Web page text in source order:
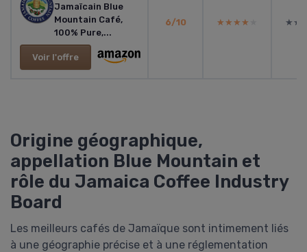
Jamaïcain Blue
Mountain Café,
100% Pure,...
Voir l'offre
6/10 ★★★★★
★★★★★
Origine géographique,
appellation Blue Mountain et
rôle du Jamaica Coffee Industry
Board
Les meilleurs cafés de Jamaïque sont intimement liés
à une géographie précise et à une réglementation